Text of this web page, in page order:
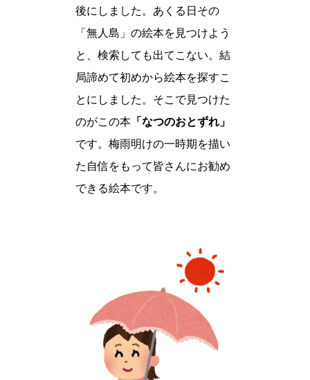
後にしました。あくる日その
「無人島」の絵本を見つけよう
と、検索しても出てこない。結
局諦めて初めから絵本を探すこ
とにしました。そこで見つけた
のがこの本 「なつのおとずれ」
です。梅雨明けの一時期を描い
た自信をもって皆さんにお勧め
できる絵本です。